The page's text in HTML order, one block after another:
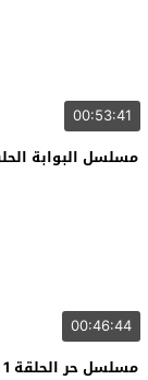
00:53:41
مسلسل البوابة
00:46:44
مسلسل حر الحلقة 1